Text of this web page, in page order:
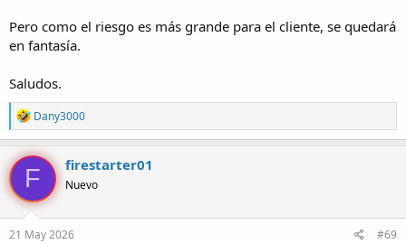
Pero como el riesgo es más grande para el cliente, se quedará
en fantasía.
Saludos.
R
e
a
c
c
o
n
e
Dany3000
F firestarter01
Nuevo
21 May 2026 #69